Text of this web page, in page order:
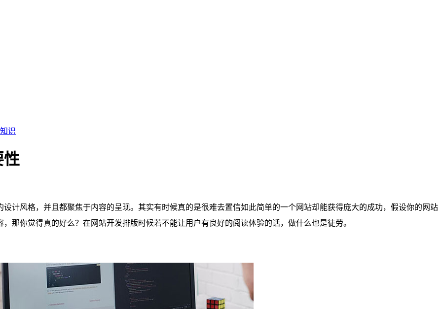
识
性
计风格，并且都聚焦于内容的呈现。其实有时候真的是很难去置信如此简单的一个网站却能获得庞大的成功，假设你的网站
，那你觉得真的好么？在网站开发排版时候若不能让用户有良好的阅读体验的话，做什么也是徒劳。